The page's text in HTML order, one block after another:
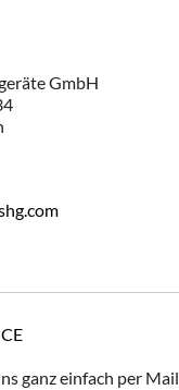
GmbH
ganz einfach per Mail